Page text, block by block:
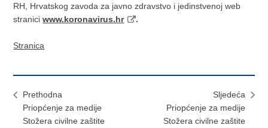
RH, Hrvatskog zavoda za javno zdravstvo i jedinstvenoj web
stranici www.koronavirus.hr .
Stranica
Prethodna
Priopćenje za medije
Stožera civilne zaštite
Sljedeća
Priopćenje za medije
Stožera civilne zaštite